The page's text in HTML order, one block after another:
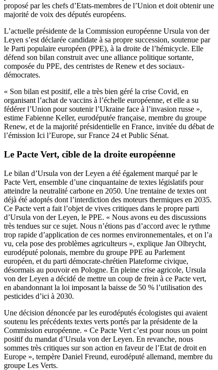
proposé par les chefs d’Etats-membres de l’Union et doit obtenir une
majorité de voix des députés européens.
L’actuelle présidente de la Commission européenne Ursula von der
Leyen s’est déclarée candidate à sa propre succession, soutenue par
le Parti populaire européen (PPE), à la droite de l’hémicycle. Elle
défend son bilan construit avec une alliance politique sortante,
composée du PPE, des centristes de Renew et des sociaux-
démocrates.
« Son bilan est positif, elle a très bien géré la crise Covid, en
organisant l’achat de vaccins à l’échelle européenne, et elle a su
fédérer l’Union pour soutenir l’Ukraine face à l’invasion russe »,
estime Fabienne Keller, eurodéputée française, membre du groupe
Renew, et de la majorité présidentielle en France, invitée du débat de
l’émission Ici l’Europe, sur France 24 et Public Sénat.
Le Pacte Vert, cible de la droite européenne
Le bilan d’Ursula von der Leyen a été également marqué par le
Pacte Vert, ensemble d’une cinquantaine de textes législatifs pour
atteindre la neutralité carbone en 2050. Une trentaine de textes ont
déjà été adoptés dont l’interdiction des moteurs thermiques en 2035.
Ce Pacte vert a fait l’objet de vives critiques dans le propre parti
d’Ursula von der Leyen, le PPE. « Nous avons eu des discussions
très tendues sur ce sujet. Nous n’étions pas d’accord avec le rythme
trop rapide d’application de ces normes environnementales, et on l’a
vu, cela pose des problèmes agriculteurs », explique Jan Olbrycht,
eurodéputé polonais, membre du groupe PPE au Parlement
européen, et du parti démocrate-chrétien Plateforme civique,
désormais au pouvoir en Pologne. En pleine crise agricole, Ursula
von der Leyen a décidé de mettre un coup de frein à ce Pacte vert,
en abandonnant la loi imposant la baisse de 50 % l’utilisation des
pesticides d’ici à 2030.
Une décision dénoncée par les eurodéputés écologistes qui avaient
soutenu les précédents textes verts portés par la présidente de la
Commission européenne. « Ce Pacte Vert c’est pour nous un point
positif du mandat d’Ursula von der Leyen. En revanche, nous
sommes très critiques sur son action en faveur de l’Etat de droit en
Europe », tempère Daniel Freund, eurodéputé allemand, membre du
groupe Les Verts.